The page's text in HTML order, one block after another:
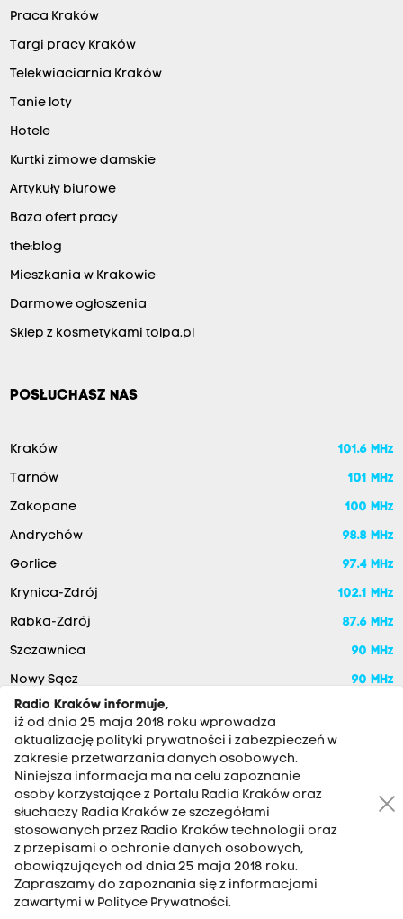
Praca Kraków
Targi pracy Kraków
Telekwiaciarnia Kraków
Tanie loty
Hotele
Kurtki zimowe damskie
Artykuły biurowe
Baza ofert pracy
the:blog
Mieszkania w Krakowie
Darmowe ogłoszenia
Sklep z kosmetykami tolpa.pl
POSŁUCHASZ NAS
Kraków 101.6 MHz
Tarnów 101 MHz
Zakopane 100 MHz
Andrychów 98.8 MHz
Gorlice 97.4 MHz
Krynica-Zdrój 102.1 MHz
Rabka-Zdrój 87.6 MHz
Szczawnica 90 MHz
Nowy Sącz 90 MHz
RADIO KRAKÓW SA. Aleja Juliusza Słowackiego 22, 30-007
Kraków
Antena: 12 200 33 33
Radio Kraków informuje,
iż od dnia 25 maja 2018 roku wprowadza
aktualizację polityki prywatności i zabezpieczeń w
zakresie przetwarzania danych osobowych.
Niniejsza informacja ma na celu zapoznanie
osoby korzystające z Portalu Radia Kraków oraz
słuchaczy Radia Kraków ze szczegółami
stosowanych przez Radio Kraków technologii oraz
z przepisami o ochronie danych osobowych,
obowiązujących od dnia 25 maja 2018 roku.
Zapraszamy do zapoznania się z informacjami
zawartymi w Polityce Prywatności.